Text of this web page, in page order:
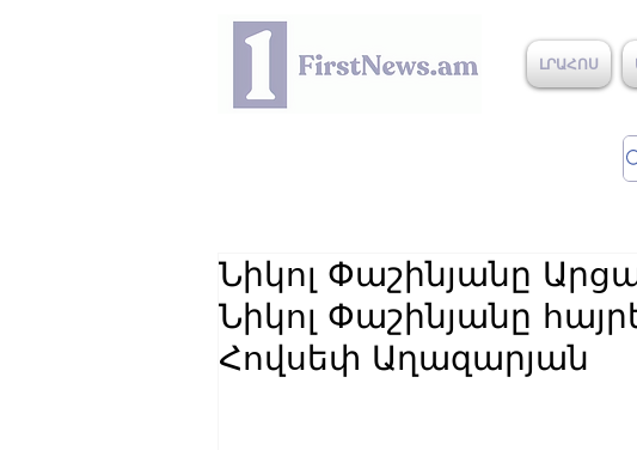
ԼՐԱՀՈՍ
Նիկոլ Փաշինյանը
Նիկոլ Փաշինյանը
Հովսեփ Աղազարյան